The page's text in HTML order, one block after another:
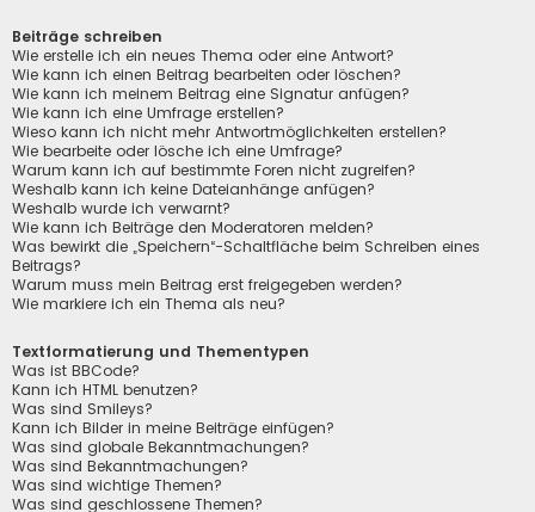
Beiträge schreiben
Wie erstelle ich ein neues Thema oder eine Antwort?
Wie kann ich einen Beitrag bearbeiten oder löschen?
Wie kann ich meinem Beitrag eine Signatur anfügen?
Wie kann ich eine Umfrage erstellen?
Wieso kann ich nicht mehr Antwortmöglichkeiten erstellen?
Wie bearbeite oder lösche ich eine Umfrage?
Warum kann ich auf bestimmte Foren nicht zugreifen?
Weshalb kann ich keine Dateianhänge anfügen?
Weshalb wurde ich verwarnt?
Wie kann ich Beiträge den Moderatoren melden?
Was bewirkt die „Speichern“-Schaltfläche beim Schreiben eines
Beitrags?
Warum muss mein Beitrag erst freigegeben werden?
Wie markiere ich ein Thema als neu?
Textformatierung und Thementypen
Was ist BBCode?
Kann ich HTML benutzen?
Was sind Smileys?
Kann ich Bilder in meine Beiträge einfügen?
Was sind globale Bekanntmachungen?
Was sind Bekanntmachungen?
Was sind wichtige Themen?
Was sind geschlossene Themen?